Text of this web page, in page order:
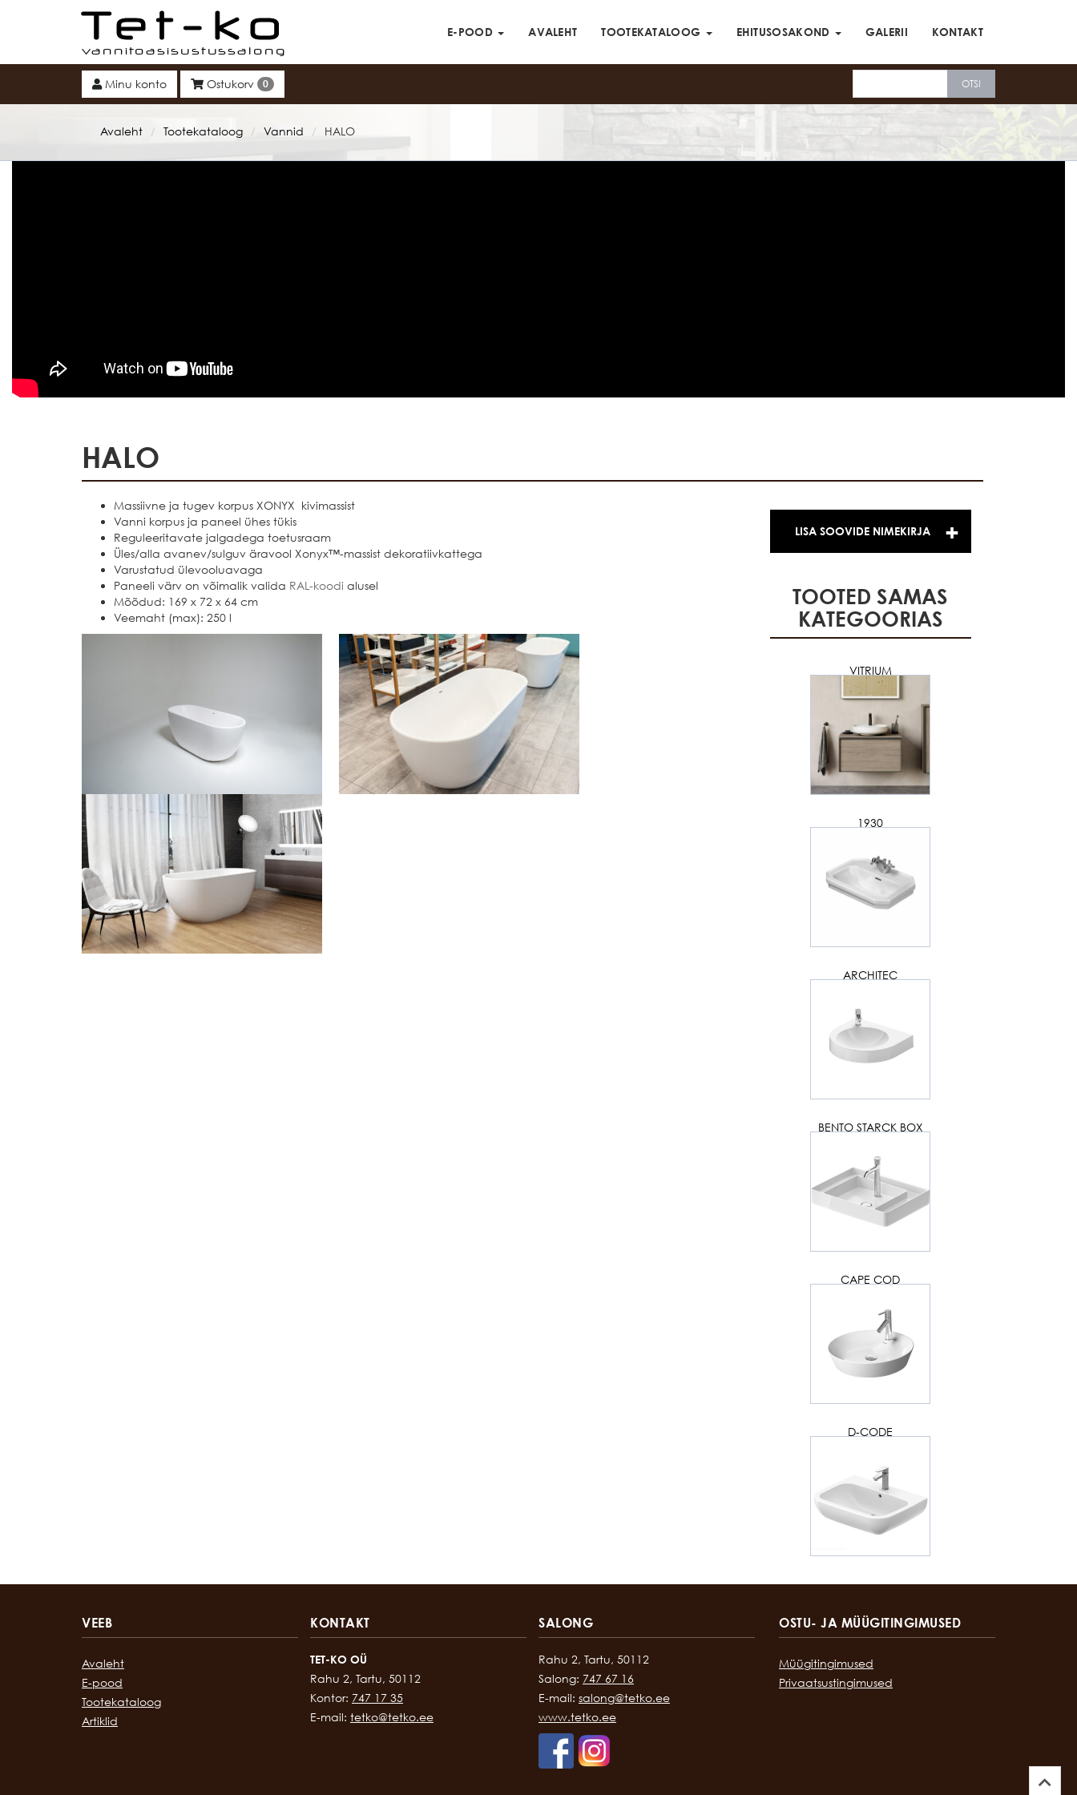
Tet-ko E-POOD AVALEHT TOOTEKATALOOG EHITUSOSAKOND GALERII KONTAKT
Minu konto Ostukorv 0
Avaleht / Tootekataloog / Vannid / HALO
HALO
Massiivne ja tugev korpus XONYX kivimassist
Vanni korpus ja paneel ühes tükis
Reguleeritavate jalgadega toetusraam
Üles/alla avanev/sulguv äravool Xonyx™-massist dekoratiivkattega
Varustatud ülevooluavaga
Paneeli värv on võimalik valida RAL-koodi alusel
Mõõdud: 169 x 72 x 64 cm
Veemaht (max): 250 l
LISA SOOVIDE NIMEKIRJA
TOOTED SAMAS
KATEGOORIAS
VITRIUM
1930
ARCHITEC
BENTO STARCK BOX
CAPE COD
D-CODE
VEEB
Avaleht
E-pood
Tootekataloog
Artiklid
KONTAKT
TET-KO OÜ
Rahu 2, Tartu, 50112
Kontor: 747 17 35
E-mail: tetko@tetko.ee
SALONG
Rahu 2, Tartu, 50112
Salong: 747 67 16
E-mail: salong@tetko.ee
www.tetko.ee
OSTU- JA MÜÜGITINGIMUSED
Müügitingimused
Privaatsustingimused